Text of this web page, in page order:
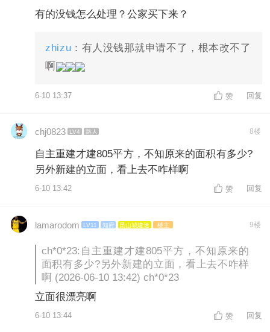
有的没钱怎么处理？公家买下来？
zhizu ：有人没钱那就申请不了，根本改不了
啊
6-10 13:37 赞 回复
chj0823 LV4 路人 8楼
自主重建才建805平方，不知原来的面积有多少?
另外新建的立面，看上去不咋样啊
6-10 13:42 赞 回复
lamarodom LV11 知府 昆山城建迷 楼主 9楼
ch*0*23:自主重建才建805平方，不知原来的
面积有多少?另外新建的立面，看上去不咋样
啊 (2026-06-10 13:42) ch*0*23
立面很漂亮啊
6-10 13:44 赞 回复